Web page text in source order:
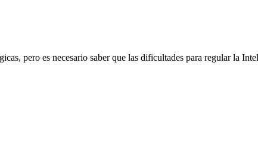
pero es necesario saber que las dificultades para regular la